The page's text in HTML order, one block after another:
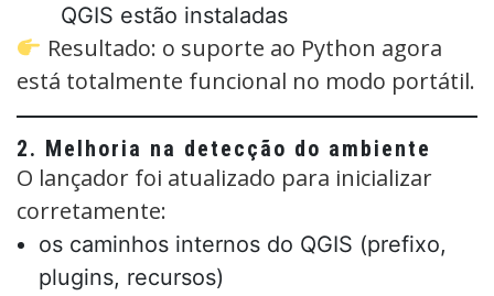
QGIS estão instaladas
Resultado: o suporte ao Python agora
está totalmente funcional no modo portátil.
2. Melhoria na detecção do ambiente
O lançador foi atualizado para inicializar
corretamente:
os caminhos internos do QGIS (prefixo,
plugins, recursos)